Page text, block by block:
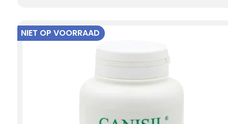
NIET OP VOORRAAD